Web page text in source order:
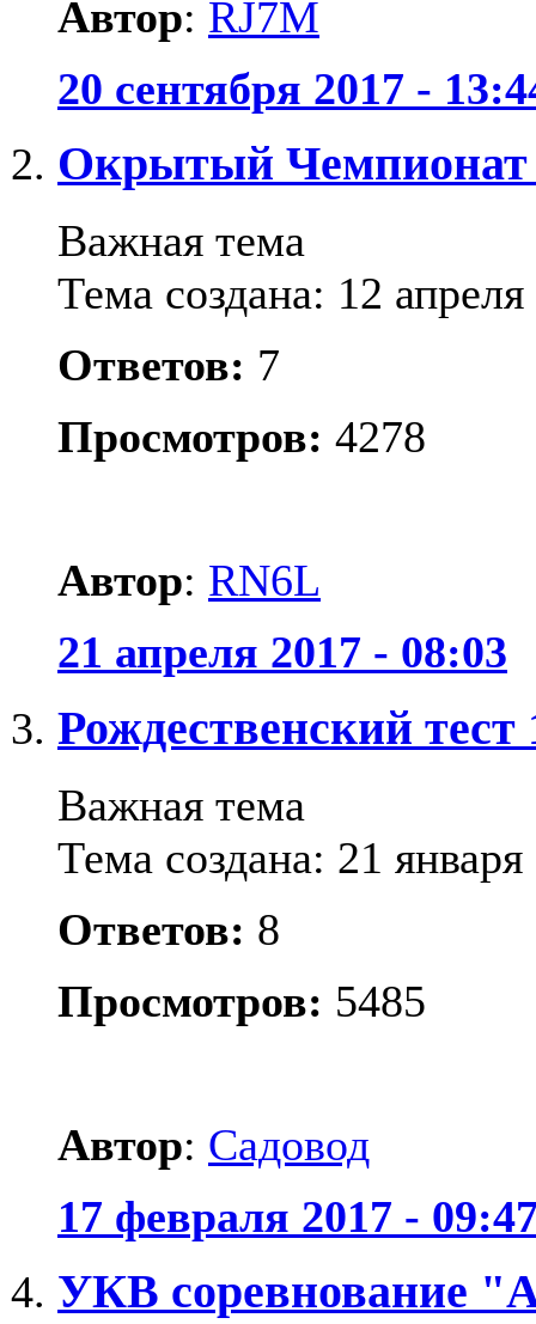
Автор: RJ7M
20 сентября 2017 -
Окрытый Чемпионат
Важная тема
Тема создана: 12
Ответов: 7
Просмотров: 4278
Автор: RN6L
21 апреля 2017 - 08:03
Рождественский тест
Важная тема
Тема создана: 21
Ответов: 8
Просмотров: 5485
Автор: Садовод
17 февраля 2017 -
УКВ соревнование